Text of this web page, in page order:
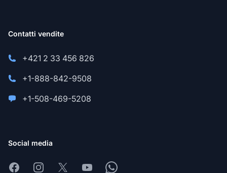
Contatti vendite
+421 2 33 456 826
+1-888-842-9508
+1-508-469-5208
Social media
FacebookInstagram
X YoutubeWhatsapp